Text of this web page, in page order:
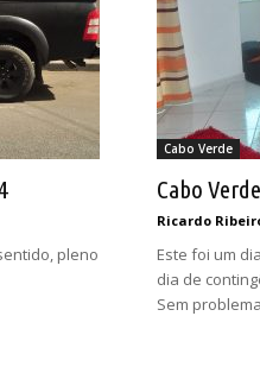
pleno
Cabo Verde
Cabo
Ricardo
Este foi um
dia de
Sem